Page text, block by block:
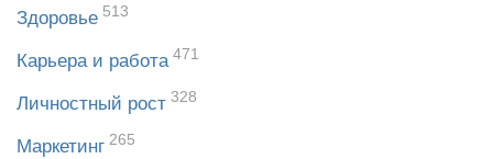
Здоровье 513
Карьера и работа 471
Личностный рост 328
Маркетинг 265